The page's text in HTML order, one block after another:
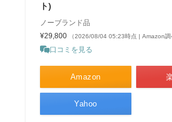
ト)
ノーブランド品
¥29,800
（2026/08/04 05:23時点 | Amazon調
口コミを見る
Amazon
Yahoo